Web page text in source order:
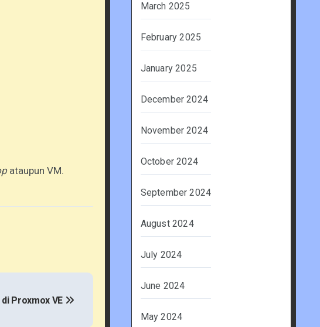
ataupun VM.
Proxmox VE
March 2025
February 2025
January 2025
December 2024
November 2024
October 2024
September 2024
August 2024
July 2024
June 2024
May 2024